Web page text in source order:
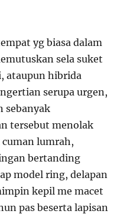
yg biasa dalam
sela suket
ataupun hibrida
serupa urgen,
sebanyak
tersebut menolak
lumrah,
bertanding
model ring, delapan
kepil me macet
pas beserta lapisan